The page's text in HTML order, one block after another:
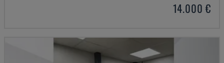
14.000 €